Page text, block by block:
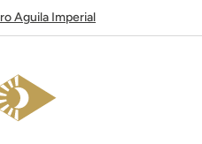
Aguila Imperial